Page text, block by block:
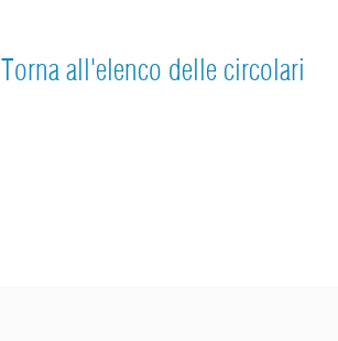
Torna all'elenco delle circolari